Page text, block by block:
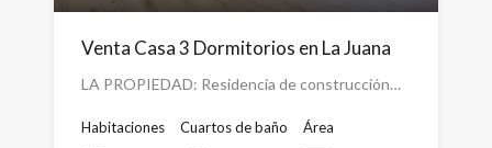
Venta Casa 3 Dormitorios en La Juana
LA PROPIEDAD: Residencia de construcción…
Habitaciones
Cuartos de baño
Área